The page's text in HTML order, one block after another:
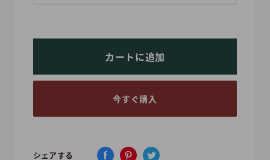
カートに追加
今すぐ購入
シェアする